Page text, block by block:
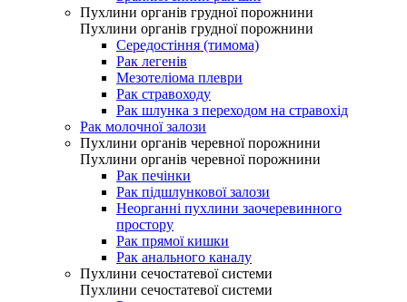
Пухлини органів грудної порожнини
Пухлини органів грудної порожнини
Середостіння (тимома)
Рак легенів
Мезотеліома плеври
Рак стравоходу
Рак шлунка з переходом на стравохід
Рак молочної залози
Пухлини органів черевної порожнини
Пухлини органів черевної порожнини
Рак печінки
Рак підшлункової залози
Неорганні пухлини заочеревинного
простору
Рак прямої кишки
Рак анального каналу
Пухлини сечостатевої системи
Пухлини сечостатевої системи